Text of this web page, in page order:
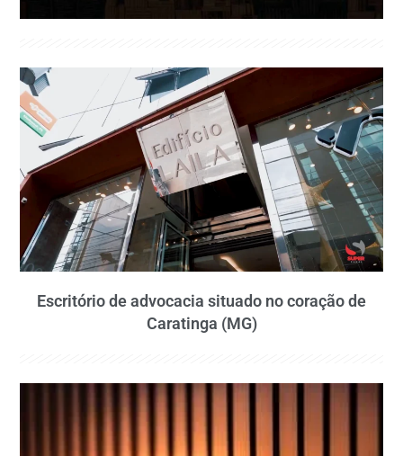
Escritório de advocacia situado no coração de
Caratinga (MG)